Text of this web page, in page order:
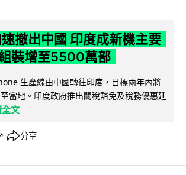
撤出中國 印度成新機主要
裝增至5500萬部
生產線由中國轉往印度，目標兩年內將
當地。印度政府推出關稅豁免及稅務優惠延
文
↗ 分享